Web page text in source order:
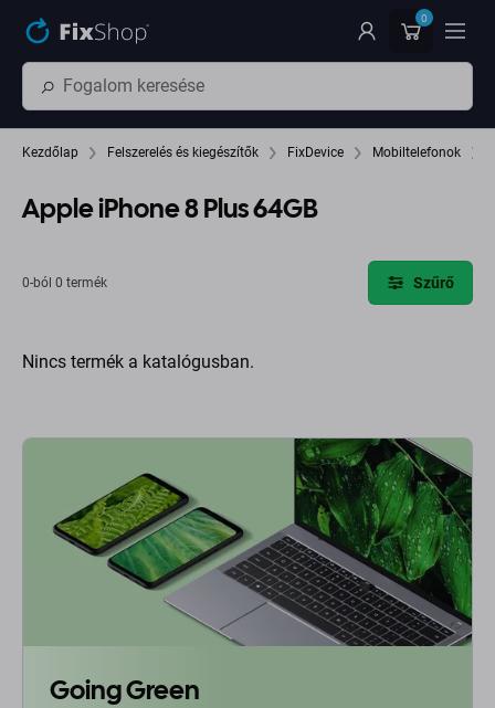
0
Kezdőlap Felszerelés és kiegészítők FixDevice Mobiltelefonok
Apple iPhone 8 Plus 64GB
0-ból 0 termék Szűrő
Nincs termék a katalógusban.
Going Green